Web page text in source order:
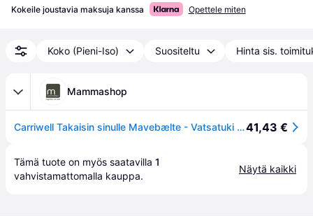
Kokeile joustavia maksuja kanssa Opettele miten
Koko (Pieni-Iso) Suositeltu Hinta sis.
Mammashop
Carriwell Takaisin sinulle Mavebælte - Vatsatuki - hunaja L/XL41,43 €
Tämä tuote on myös saatavilla 1
vahvistamattomalla kauppa.
Näytä kaikki